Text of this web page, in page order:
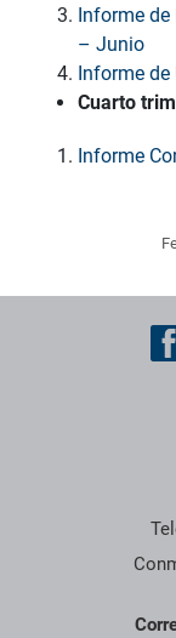
Informe
– Junio
Informe
Cuarto
Informe
Pie de página